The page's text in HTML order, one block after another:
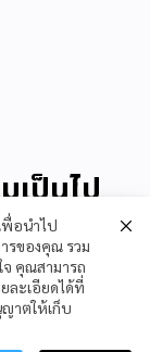
เป็นไป
พื่อนำไป
รของคุณ รวม
คุณสามารถ
ละเอียดได้ที่
าตให้เก็บ